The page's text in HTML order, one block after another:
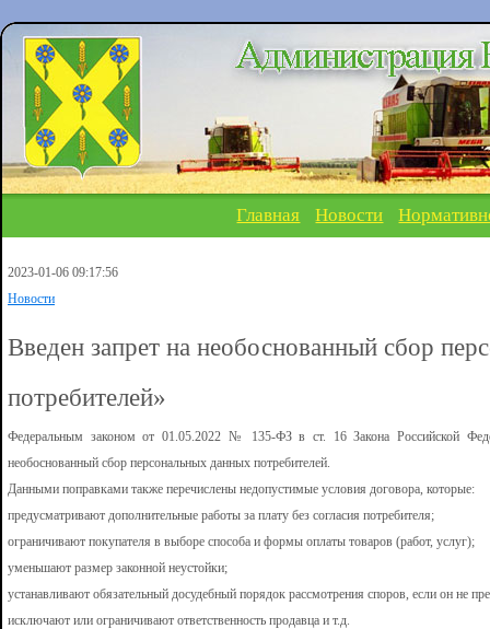
Главная Новости
2023-01-06 09:17:56
Новости
Введен запрет на необоснованный сбор
потребителей»
Федеральным законом от 01.05.2022 № 135-ФЗ в ст. 16 Закона Российской
необоснованный сбор персональных данных потребителей.
Данными поправками также перечислены недопустимые условия договора, которые:
предусматривают дополнительные работы за плату без согласия потребителя;
ограничивают покупателя в выборе способа и формы оплаты товаров (работ, услуг);
уменьшают размер законной неустойки;
устанавливают обязательный досудебный порядок рассмотрения споров, если он не
исключают или ограничивают ответственность продавца и т.д.